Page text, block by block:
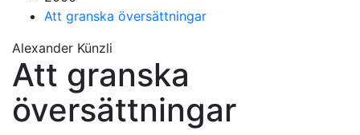
Att granska översättningar
Alexander Künzli
Att granska
översättningar